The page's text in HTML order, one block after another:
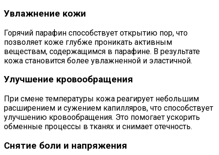
Увлажнение кожи
Горячий парафин способствует открытию пор, что
позволяет коже глубже проникать активным
веществам, содержащимся в парафине. В результате
кожа становится более увлажненной и эластичной.
Улучшение кровообращения
При смене температуры кожа реагирует небольшим
расширением и сужением капилляров, что способствует
улучшению кровообращения. Это помогает ускорить
обменные процессы в тканях и снимает отечность.
Снятие боли и напряжения